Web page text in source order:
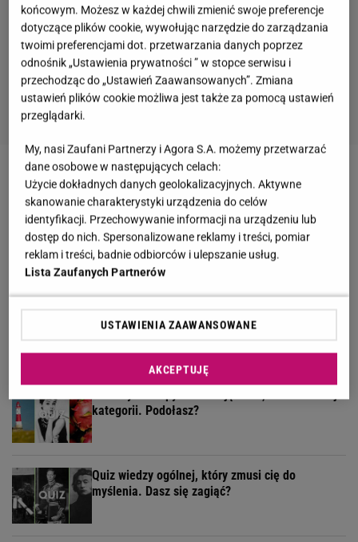
Klasówka geograficzna na poziomie liceum. Te
fakty powinieneś znać
Jesteś mieszczuchem? Nie masz szans w
naszym quizie wiedzy o wsi!
11 pytań o największe polskie miasta.
Wykształceni zgarną komplet
kategorii. Podołasz?
Quiz wiedzy ogólnej, który zmusi cię do
myślenia. Dasz się zagiąć?
końcowym. Możesz w każdej chwili zmienić swoje preferencje
dotyczące plików cookie, wywołując narzędzie do zarządzania
twoimi preferencjami dot. przetwarzania danych poprzez
odnośnik „Ustawienia prywatności ” w stopce serwisu i
przechodząc do „Ustawień Zaawansowanych”. Zmiana
ustawień plików cookie możliwa jest także za pomocą ustawień
przeglądarki.
My, nasi Zaufani Partnerzy i Agora S.A. możemy przetwarzać
dane osobowe w następujących celach:
Użycie dokładnych danych geolokalizacyjnych. Aktywne
skanowanie charakterystyki urządzenia do celów
identyfikacji. Przechowywanie informacji na urządzeniu lub
dostęp do nich. Spersonalizowane reklamy i treści, pomiar
reklam i treści, badnie odbiorców i ulepszanie usług.
Lista Zaufanych Partnerów
USTAWIENIA ZAAWANSOWANE
AKCEPTUJĘ